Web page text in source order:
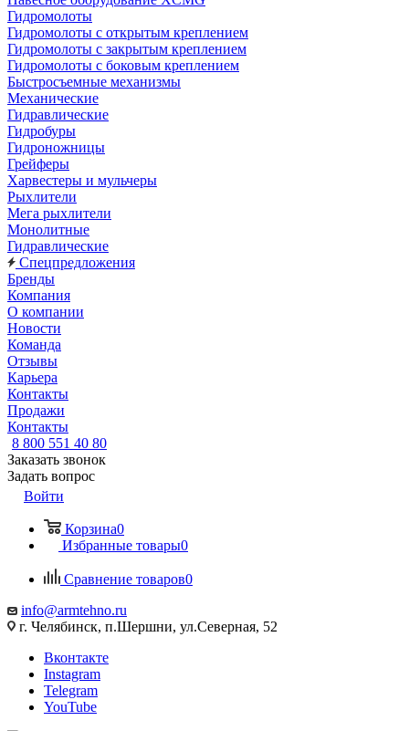
Гидромолоты
Гидромолоты с открытым креплением
Гидромолоты с закрытым креплением
Гидромолоты с боковым креплением
Быстросъемные механизмы
Механические
Гидравлические
Гидробуры
Гидроножницы
Грейферы
Харвестеры и мульчеры
Рыхлители
Мега рыхлители
Монолитные
Гидравлические
Спецпредложения
Бренды
Компания
О компании
Новости
Команда
Отзывы
Карьера
Контакты
Продажи
Контакты
8 800 551 40 80
Заказать звонок
Задать вопрос
Войти
Корзина0
Избранные товары0
Сравнение товаров0
info@armtehno.ru
г. Челябинск, п.Шершни, ул.Северная, 52
Вконтакте
Instagram
Telegram
YouTube